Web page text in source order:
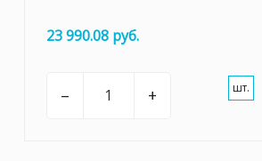
23 990.08 руб.
– + шт.